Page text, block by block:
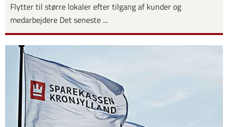
Flytter til større lokaler efter tilgang af kunder og
medarbejdere Det seneste ...